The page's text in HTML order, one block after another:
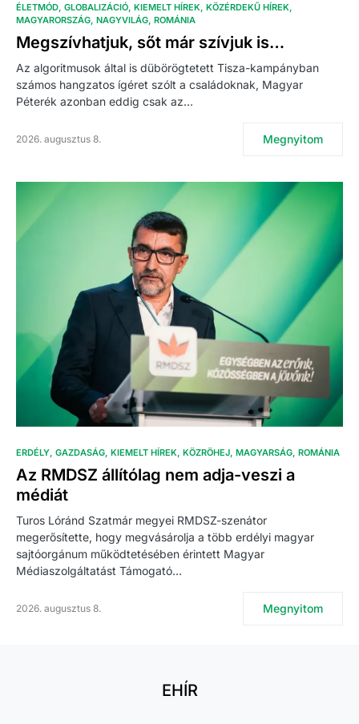
ÉLETMÓD GLOBALIZÁCIÓ KIEMELT HÍREK KÖZÉRDEKŰ HÍREK
MAGYARORSZÁG NAGYVILÁG ROMÁNIA
Megszívhatjuk, sőt már szívjuk is…
Az algoritmusok által is dübörögtetett Tisza-kampányban
számos hangzatos ígéret szólt a családoknak, Magyar
Péterék azonban eddig csak az…
2026. augusztus 8. Megnyitom
ERDÉLY GAZDASÁG KIEMELT HÍREK KÖZRÖHEJ MAGYARSÁG ROMÁNIA
Az RMDSZ állítólag nem adja-veszi a
médiát
Turos Lóránd Szatmár megyei RMDSZ-szenátor
megerősítette, hogy megvásárolja a több erdélyi magyar
sajtóorgánum működtetésében érintett Magyar
Médiaszolgáltatást Támogató…
2026. augusztus 8. Megnyitom
EHÍR